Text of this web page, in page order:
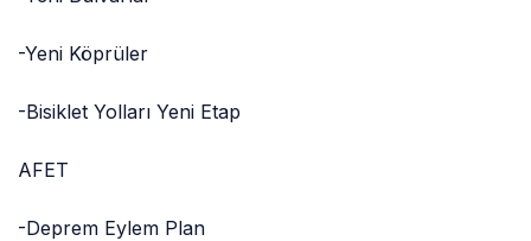
-Yeni Köprüler
-Bisiklet Yolları Yeni Etap
AFET
-Deprem Eylem Plan